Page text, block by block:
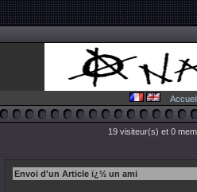
Accueil
19 visiteur(s) et 0
Envoi d'un Article ï¿½ un ami